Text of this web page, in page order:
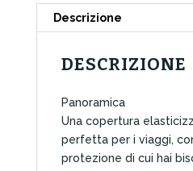
quantità
Descrizione
DESCRIZIONE
Panoramica
Una copertura
perfetta per i viaggi,
protezione di cui hai